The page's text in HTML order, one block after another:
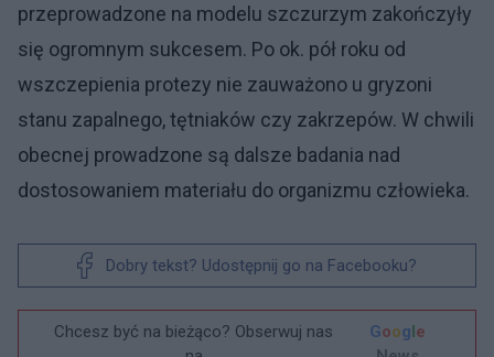
przeprowadzone na modelu szczurzym zakończyły
się ogromnym sukcesem. Po ok. pół roku od
wszczepienia protezy nie zauważono u gryzoni
stanu zapalnego, tętniaków czy zakrzepów. W chwili
obecnej prowadzone są dalsze badania nad
dostosowaniem materiału do organizmu człowieka.
Dobry tekst? Udostępnij go na Facebooku?
Chcesz być na bieżąco? Obserwuj nas
Google